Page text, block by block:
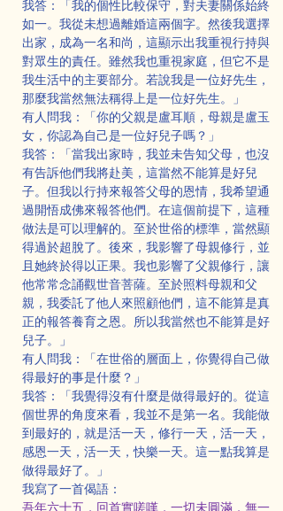
我答：「我的個性比較保守，對夫妻關係始終
如一。我從未想過離婚這兩個字。然後我選擇
出家，成為一名和尚，這顯示出我重視行持與
對眾生的責任。雖然我也重視家庭，但它不是
我生活中的主要部分。若說我是一位好先生，
那麼我當然無法稱得上是一位好先生。」
有人問我：「你的父親是盧耳順，母親是盧玉
女，你認為自己是一位好兒子嗎？」
我答：「當我出家時，我並未告知父母，也沒
有告訴他們我將赴美，這當然不能算是好兒
子。但我以行持來報答父母的恩情，我希望通
過開悟成佛來報答他們。在這個前提下，這種
做法是可以理解的。至於世俗的標準，當然顯
得過於超脫了。後來，我影響了母親修行，並
且她終於得以正果。我也影響了父親修行，讓
他常常念誦觀世音菩薩。至於照料母親和父
親，我委託了他人來照顧他們，這不能算是真
正的報答養育之恩。所以我當然也不能算是好
兒子。」
有人問我：「在世俗的層面上，你覺得自己做
得最好的事是什麼？」
我答：「我覺得沒有什麼是做得最好的。從這
個世界的角度來看，我並不是第一名。我能做
到最好的，就是活一天，修行一天，活一天，
感恩一天，活一天，快樂一天。這一點我算是
做得最好了。」
我寫了一首偈語：
吾年六十五，回首實嗟嘆，一切未圓滿，無一